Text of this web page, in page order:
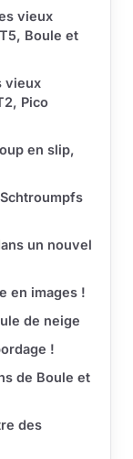
vieux
Boule et
vieux
Pico
en slip,
un nouvel
en images !
de neige
!
de Boule et
des